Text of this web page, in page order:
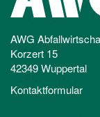
AWG
Korzert 15
42349 Wuppertal
Kontaktformular